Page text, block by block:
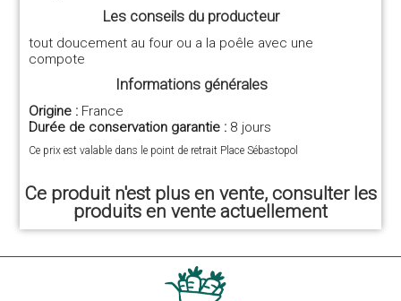
Les conseils du producteur
tout doucement au four ou a la poêle avec une
compote
Informations générales
Origine : France
Durée de conservation garantie : 8 jours
Ce prix est valable dans le point de retrait Place Sébastopol
Ce produit n'est plus en vente, consulter les
produits en vente actuellement